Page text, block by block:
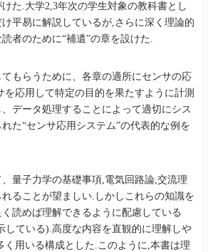
た.大学2,3年次の学生対象の教科書とし
平易に解説しているが,さらに深く理論的
者のために“補遺”の章を設けた.
もらうために、各章の適所にセンサの応
を応用して特定の目的を果たすように計測
データ処理することによって適切にシス
た“センサ応用システム”の代表的な例を
量子力学の基礎事項,電気回路論,交流理
ることが望ましい.しかしこれらの知識を
読めば理解できるように配慮している
している).高度な内容を直観的に理解しや
く用いる構成とした.このように,本書は理